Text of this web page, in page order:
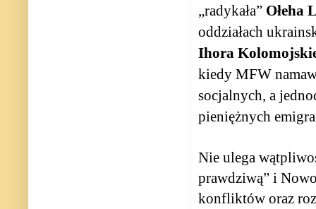
„radykała” Ołeha
oddziałach
Ihora
kiedy MFW
socjalnych, a
pieniężnych
Nie ulega
prawdziwą” i
konfliktów oraz